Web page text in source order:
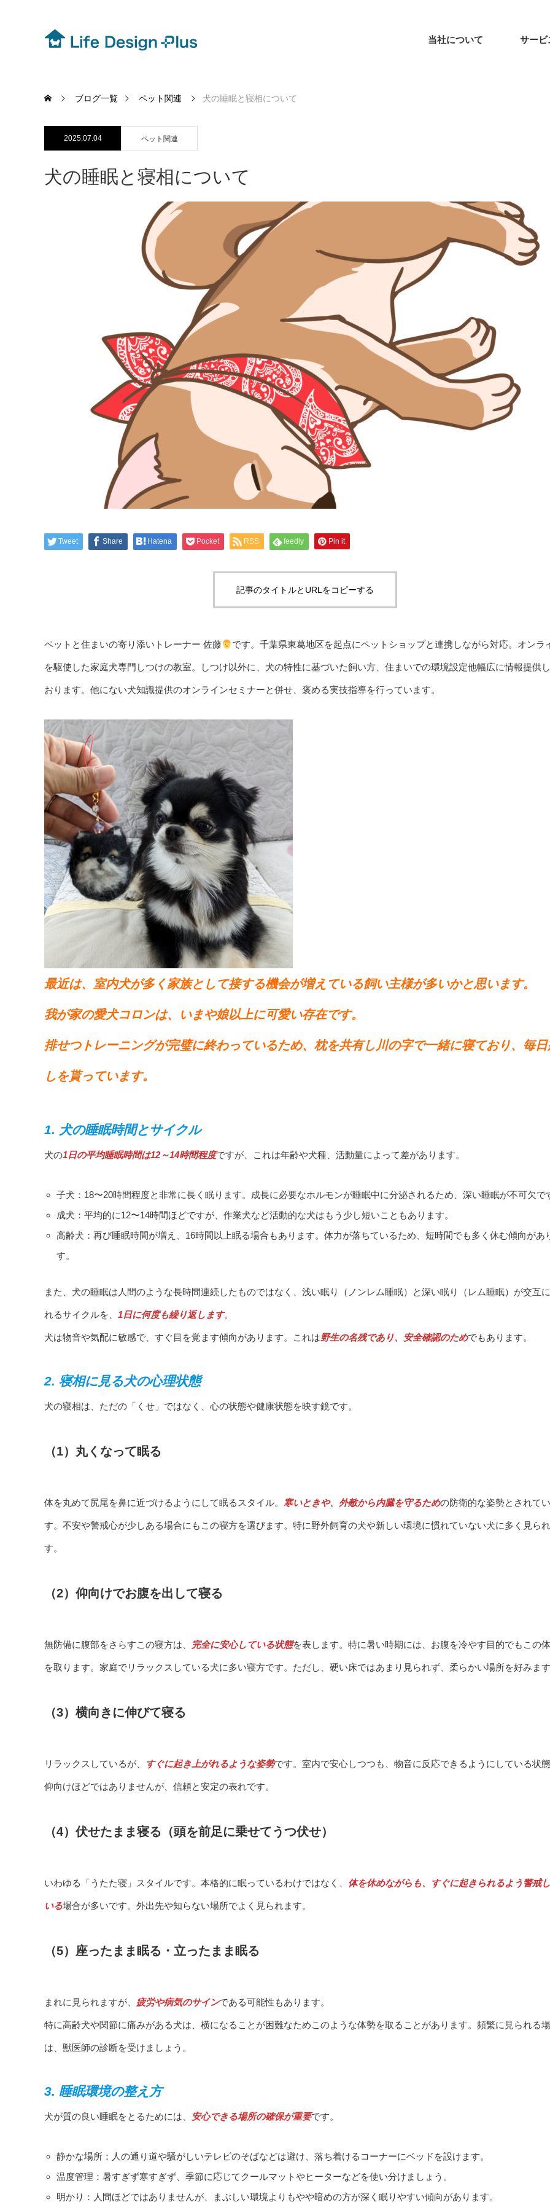
当社について サービ
ブログ一覧 ペット関連 犬の睡眠と寝相について
2025.07.04 ペット関連
犬の睡眠と寝相について
Tweet Share Hatena Pocket RSS feedly Pin it
記事のタイトルとURLをコピーする
ペットと住まいの寄り添いトレーナー 佐藤 です。千葉県東葛地区を起点にペットショップと連携しながら対応。オンラ
を駆使した家庭犬専門しつけの教室。しつけ以外に、犬の特性に基づいた飼い方、住まいでの環境設定他幅広に情報提供
おります。他にない犬知識提供のオンラインセミナーと併せ、褒める実技指導を行っています。
最近は、室内犬が多く家族として接する機会が増えている飼い主様が多いかと思います。
我が家の愛犬コロンは、いまや娘以上に可愛い存在です。
排せつトレーニングが完璧に終わっているため、枕を共有し川の字で一緒に寝ており、毎日
しを貰っています。
1. 犬の睡眠時間とサイクル
犬の1日の平均睡眠時間は12～14時間程度ですが、これは年齢や犬種、活動量によって差があります。
子犬：18〜20時間程度と非常に長く眠ります。成長に必要なホルモンが睡眠中に分泌されるため、深い睡眠が不可欠で
成犬：平均的に12〜14時間ほどですが、作業犬など活動的な犬はもう少し短いこともあります。
高齢犬：再び睡眠時間が増え、16時間以上眠る場合もあります。体力が落ちているため、短時間でも多く休む傾向があ
す。
また、犬の睡眠は人間のような長時間連続したものではなく、浅い眠り（ノンレム睡眠）と深い眠り（レム睡眠）が交互
れるサイクルを、 1日に何度も繰り返します。
犬は物音や気配に敏感で、すぐ目を覚ます傾向があります。これは野生の名残であり、安全確認のためでもあります。
2. 寝相に見る犬の心理状態
犬の寝相は、ただの「くせ」ではなく、心の状態や健康状態を映す鏡です。
（1）丸くなって眠る
体を丸めて尻尾を鼻に近づけるようにして眠るスタイル。 寒いときや、外敵から内臓を守るための防衛的な姿勢とされて
す。不安や警戒心が少しある場合にもこの寝方を選びます。特に野外飼育の犬や新しい環境に慣れていない犬に多く見ら
す。
（2）仰向けでお腹を出して寝る
無防備に腹部をさらすこの寝方は、 完全に安心している状態を表します。特に暑い時期には、お腹を冷やす目的でもこの
を取ります。家庭でリラックスしている犬に多い寝方です。ただし、硬い床ではあまり見られず、柔らかい場所を好みま
（3）横向きに伸びて寝る
リラックスしているが、 すぐに起き上がれるような姿勢です。室内で安心しつつも、物音に反応できるようにしている状
仰向けほどではありませんが、信頼と安定の表れです。
（4）伏せたまま寝る（頭を前足に乗せてうつ伏せ）
いわゆる「うたた寝」スタイルです。本格的に眠っているわけではなく、 体を休めながらも、すぐに起きられるよう警戒
いる場合が多いです。外出先や知らない場所でよく見られます。
（5）座ったまま眠る・立ったまま眠る
まれに見られますが、 疲労や病気のサインである可能性もあります。
特に高齢犬や関節に痛みがある犬は、横になることが困難なためこのような体勢を取ることがあります。頻繁に見られる
は、獣医師の診断を受けましょう。
3. 睡眠環境の整え方
犬が質の良い睡眠をとるためには、 安心できる場所の確保が重要です。
静かな場所：人の通り道や騒がしいテレビのそばなどは避け、落ち着けるコーナーにベッドを設けます。
温度管理：暑すぎず寒すぎず、季節に応じてクールマットやヒーターなどを使い分けましょう。
明かり：人間ほどではありませんが、まぶしい環境よりもやや暗めの方が深く眠りやすい傾向があります。